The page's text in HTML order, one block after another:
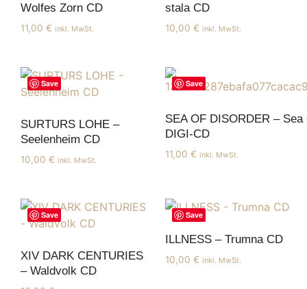
Wolfes Zorn CD
11,00 € inkl. MwSt.
stala CD
10,00 € inkl. MwSt.
Save
SURTURS LOHE –
Seelenheim CD
10,00 € inkl. MwSt.
Save
SEA OF DISORDER –
DIGI-CD
11,00 € inkl. MwSt.
Save
XIV DARK CENTURIES
– Waldvolk CD
Save
ILLNESS – Trumna CD
10,00 € inkl. MwSt.